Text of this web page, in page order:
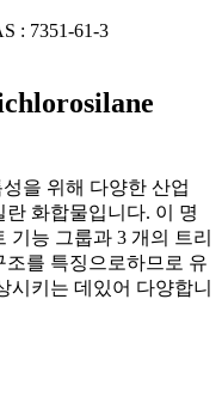
: 7351-61-3
을 위해 다양한 산업
화합물입니다. 이 명
기능 그룹과 3 개의 트리
를 특징으로하므로 유
시키는 데있어 다양합니